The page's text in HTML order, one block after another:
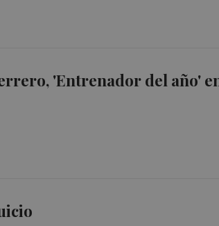
'Entrenador del año'